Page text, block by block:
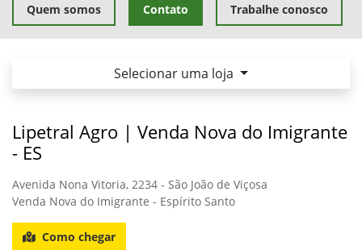
Quem somos Contato Trabalhe conosco
Selecionar uma loja
Lipetral Agro | Venda Nova do Imigrante
- ES
Avenida Nona Vitoria, 2234 - São João de Viçosa
Venda Nova do Imigrante - Espírito Santo
Como chegar